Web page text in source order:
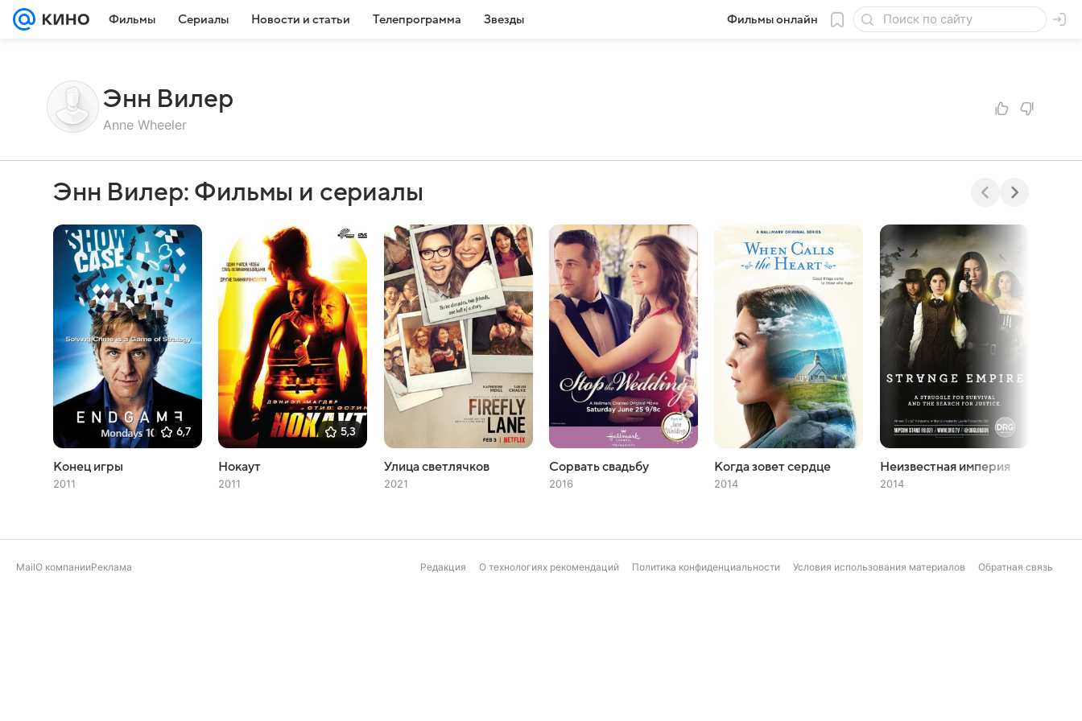
Фильмы Сериалы Новости и статьи Телепрограмма Звезды Фильмы онлайн
Энн Вилер
Anne Wheeler
Энн Вилер: Фильмы и сериалы
6,7
Конец игры
2011
5,3
Нокаут
2011
Улица светлячков
2021
Сорвать свадьбу
2016
Когда зовет сердце
2014
Неизвестная империя
2014
MailО компанииРеклама Редакция О технологиях рекомендаций Политика конфиденциальности Условия использования материалов Обратная связь